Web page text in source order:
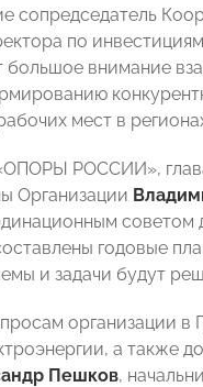
сопредседатель
по
большое внимание
мест в
РОССИИ»,
Организации
советом
годовые
и задачи будут
организации в
а также
Пешков,